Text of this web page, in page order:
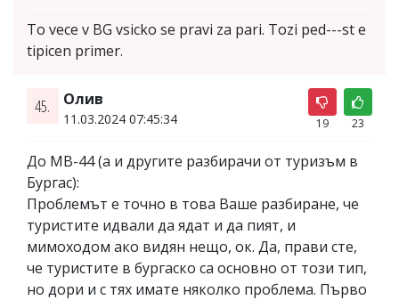
To vece v BG vsicko se pravi za pari. Tozi ped---st e
tipicen primer.
45. Олив
11.03.2024 07:45:34 19 23
До МВ-44 (а и другите разбирачи от туризъм в
Бургас):
Проблемът е точно в това Ваше разбиране, че
туристите идвали да ядат и да пият, и
мимоходом ако видян нещо, ок. Да, прави сте,
че туристите в бургаско са основно от този тип,
но дори и с тях имате няколко проблема. Първо